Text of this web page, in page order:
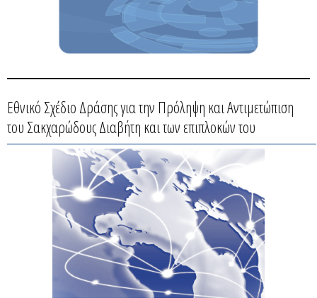
Εθνικό Σχέδιο Δράσης για την Πρόληψη και Αντιμετώπιση
του Σακχαρώδους Διαβήτη και των επιπλοκών του